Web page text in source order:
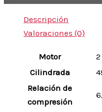
Descripción
Valoraciones (0)
Motor
Cilindrada
Relación de
compresión